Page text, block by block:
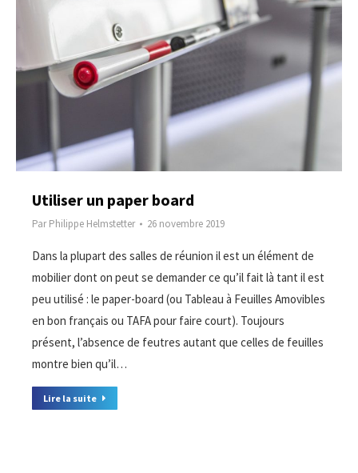
Utiliser un paper board
ParPhilippe Helmstetter 26 novembre 2019
Dans la plupart des salles de réunion il est un élément de
mobilier dont on peut se demander ce qu’il fait là tant il est
peu utilisé : le paper-board (ou Tableau à Feuilles Amovibles
en bon français ou TAFA pour faire court). Toujours
présent, l’absence de feutres autant que celles de feuilles
montre bien qu’il…
Lire la suite